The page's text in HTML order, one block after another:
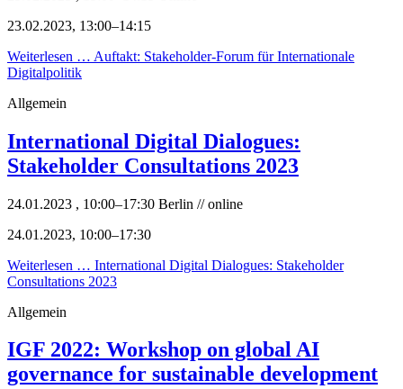
23.02.2023, 13:00–14:15
Weiterlesen … Auftakt: Stakeholder-Forum für Internationale
Digitalpolitik
Allgemein
International Digital Dialogues:
Stakeholder Consultations 2023
24.01.2023 , 10:00–17:30 Berlin // online
24.01.2023, 10:00–17:30
Weiterlesen … International Digital Dialogues: Stakeholder
Consultations 2023
Allgemein
IGF 2022: Workshop on global AI
governance for sustainable development